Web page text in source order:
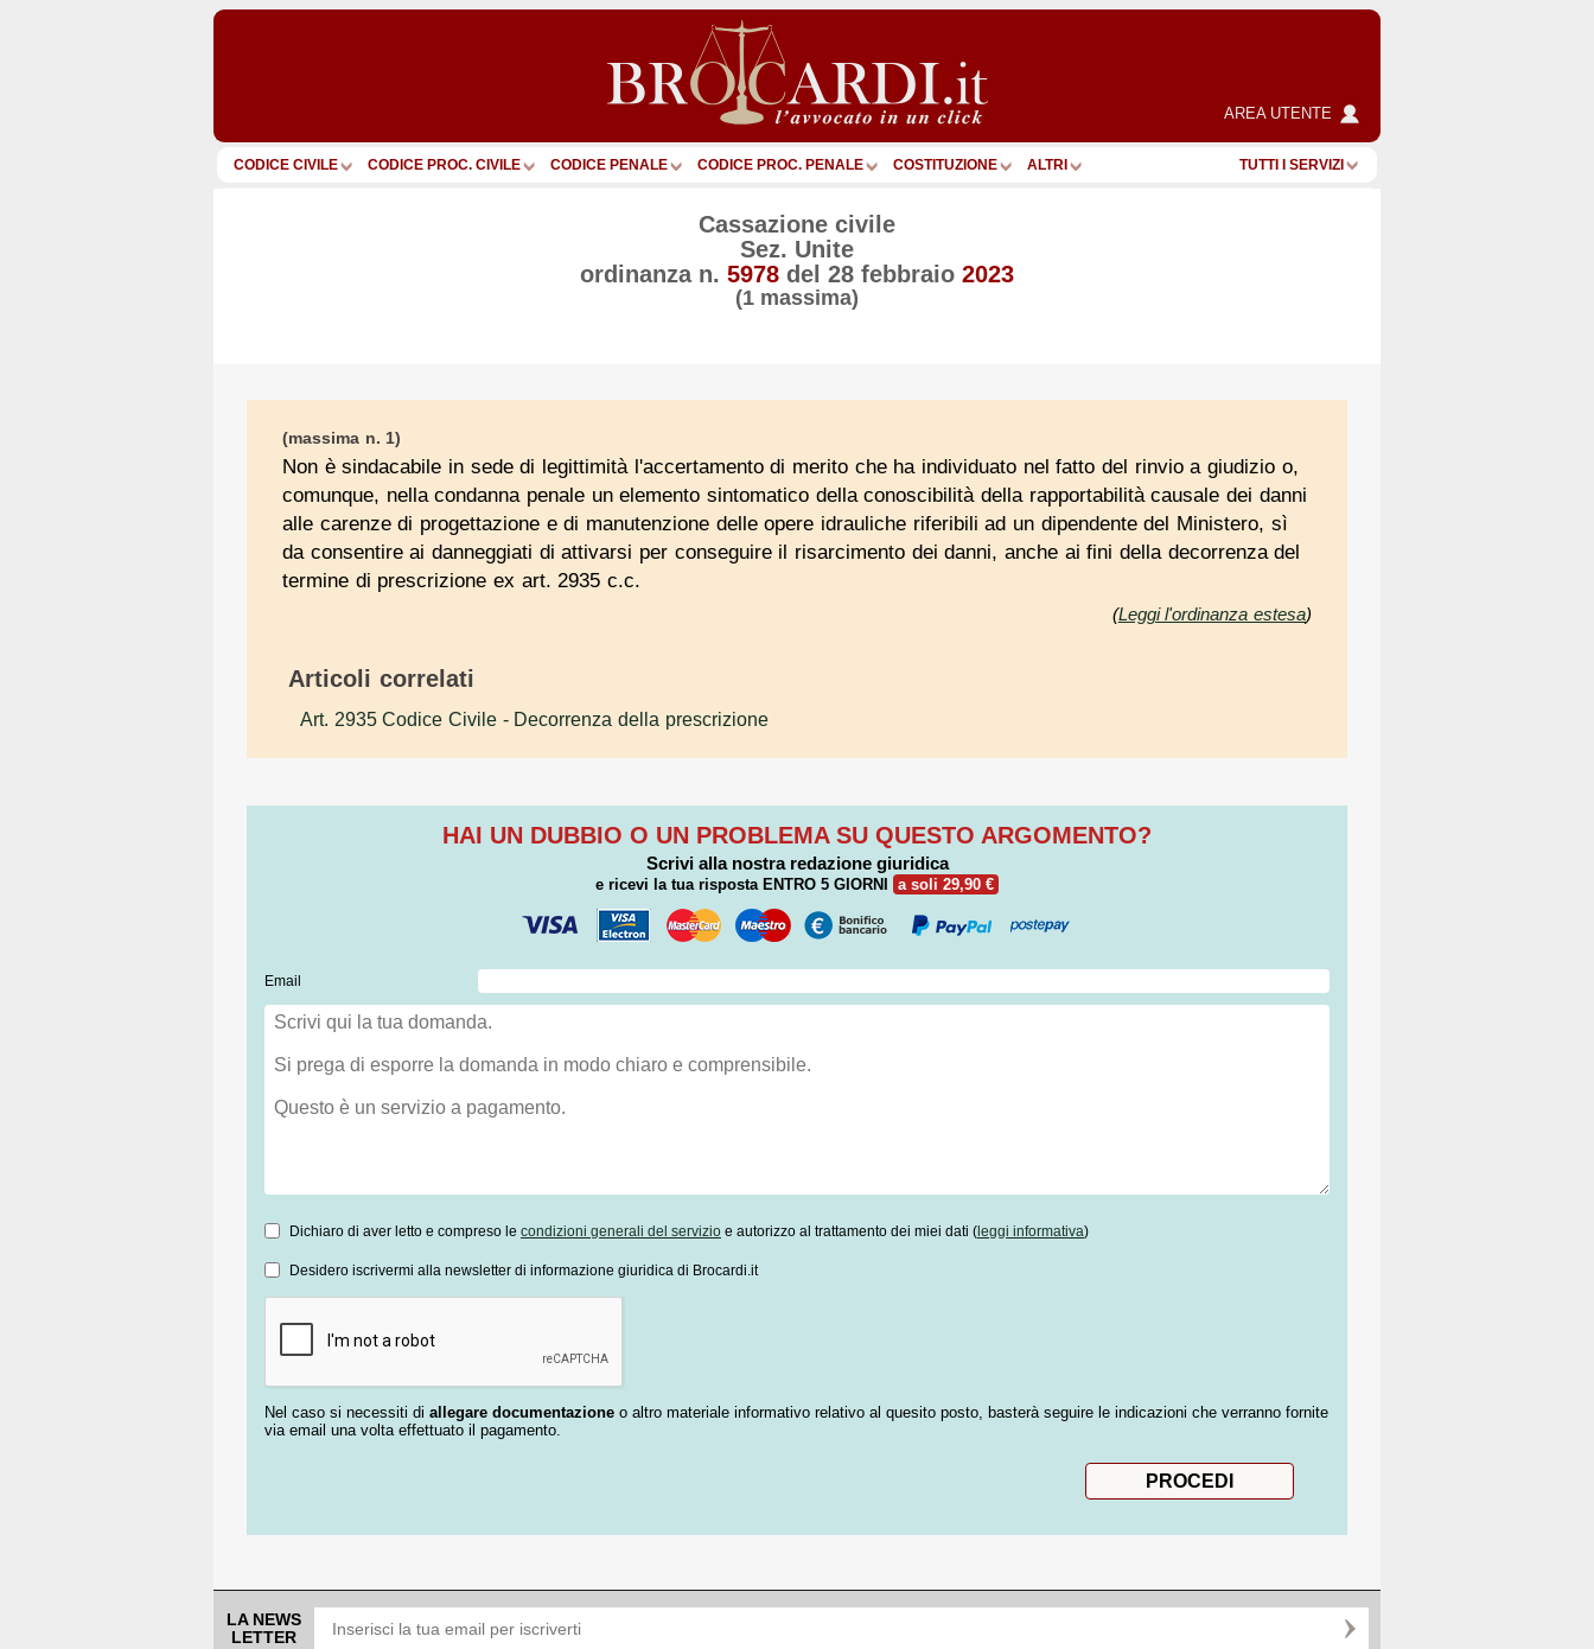
AREA UTENTE
CODICE CIVILE CODICE PROC. CIVILE CODICE PENALE CODICE PROC. PENALE COSTITUZIONE ALTRI TUTTI I SERVIZI
Cassazione civile
Sez. Unite
ordinanza n. 5978 del 28 febbraio 2023
(1 massima)
(massima n. 1)
Non è sindacabile in sede di legittimità l'accertamento di merito che ha individuato nel fatto del rinvio a giudizio o,
comunque, nella condanna penale un elemento sintomatico della conoscibilità della rapportabilità causale dei danni
alle carenze di progettazione e di manutenzione delle opere idrauliche riferibili ad un dipendente del Ministero, sì
da consentire ai danneggiati di attivarsi per conseguire il risarcimento dei danni, anche ai fini della decorrenza del
termine di prescrizione ex art. 2935 c.c.
(Leggi l'ordinanza estesa)
Articoli correlati
Art. 2935 Codice Civile - Decorrenza della prescrizione
HAI UN DUBBIO O UN PROBLEMA SU QUESTO ARGOMENTO?
Scrivi alla nostra redazione giuridica
e ricevi la tua risposta ENTRO 5 GIORNI a soli 29,90 €
Email
Dichiaro di aver letto e compreso le condizioni generali del servizio e autorizzo al trattamento dei miei dati ( leggi informativa)
Desidero iscrivermi alla newsletter di informazione giuridica di Brocardi.it
Nel caso si necessiti di allegare documentazione o altro materiale informativo relativo al quesito posto, basterà seguire le indicazioni che verranno fornite
via email una volta effettuato il pagamento.
LA NEWS
LETTER